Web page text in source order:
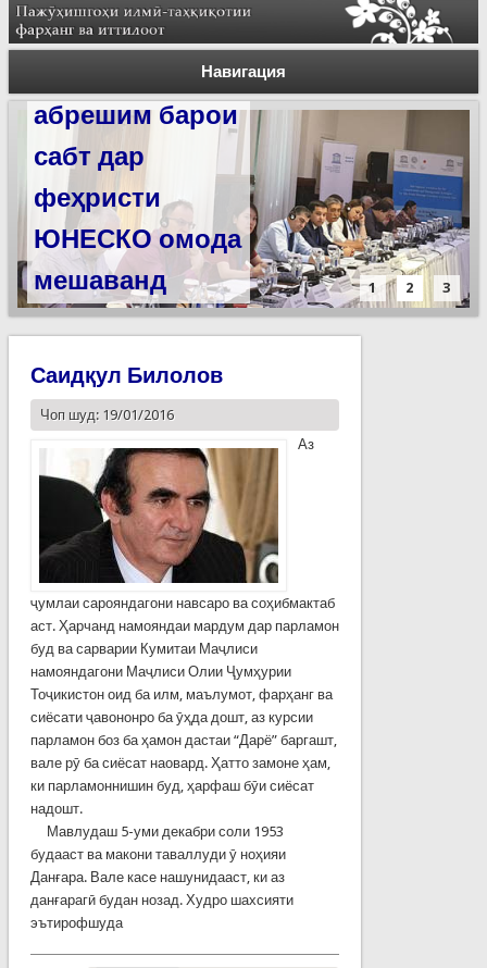
Навигация
Силсилаи
ёдгориҳои роҳи
абрешим барои
сабт дар
феҳристи
ЮНЕСКО омода
мешаванд
1 2 3
Саидқул Билолов
Чоп шуд: 19/01/2016
Аз
ҷумлаи сарояндагони навсаро ва соҳибмактаб
аст. Ҳарчанд намояндаи мардум дар парламон
буд ва сарварии Кумитаи Маҷлиси
намояндагони Маҷлиси Олии Ҷумҳурии
Тоҷикистон оид ба илм, маълумот, фарҳанг ва
сиёсати ҷавононро ба ӯҳда дошт, аз курсии
парламон боз ба ҳамон дастаи “Дарё” баргашт,
вале рӯ ба сиёсат наовард. Ҳатто замоне ҳам,
ки парламоннишин буд, ҳарфаш бӯи сиёсат
надошт.
Мавлудаш 5-уми декабри соли 1953
будааст ва макони таваллуди ӯ ноҳияи
Данғара. Вале касе нашунидааст, ки аз
данғарагӣ будан нозад. Худро шахсияти
эътирофшуда